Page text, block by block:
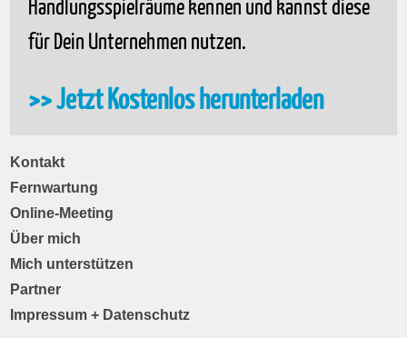
Handlungsspielräume kennen und kannst diese
für Dein Unternehmen nutzen.
>> Jetzt Kostenlos herunterladen
Kontakt
Fernwartung
Online-Meeting
Über mich
Mich unterstützen
Partner
Impressum + Datenschutz